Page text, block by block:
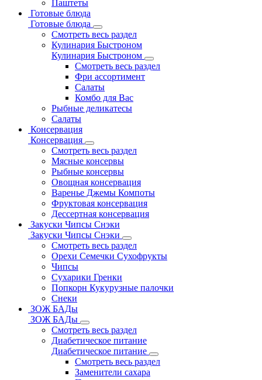
Паштеты
Готовые блюда
Готовые блюда
Смотреть весь раздел
Кулинария Быстроном
Кулинария Быстроном
Смотреть весь раздел
Фри ассортимент
Салаты
Комбо для Вас
Рыбные деликатесы
Салаты
Консервация
Консервация
Смотреть весь раздел
Мясные консервы
Рыбные консервы
Овощная консервация
Варенье Джемы Компоты
Фруктовая консервация
Дессертная консервация
Закуски Чипсы Снэки
Закуски Чипсы Снэки
Смотреть весь раздел
Орехи Семечки Сухофрукты
Чипсы
Сухарики Гренки
Попкорн Кукурузные палочки
Снеки
ЗОЖ БАДы
ЗОЖ БАДы
Смотреть весь раздел
Диабетическое питание
Диабетическое питание
Смотреть весь раздел
Заменители сахара